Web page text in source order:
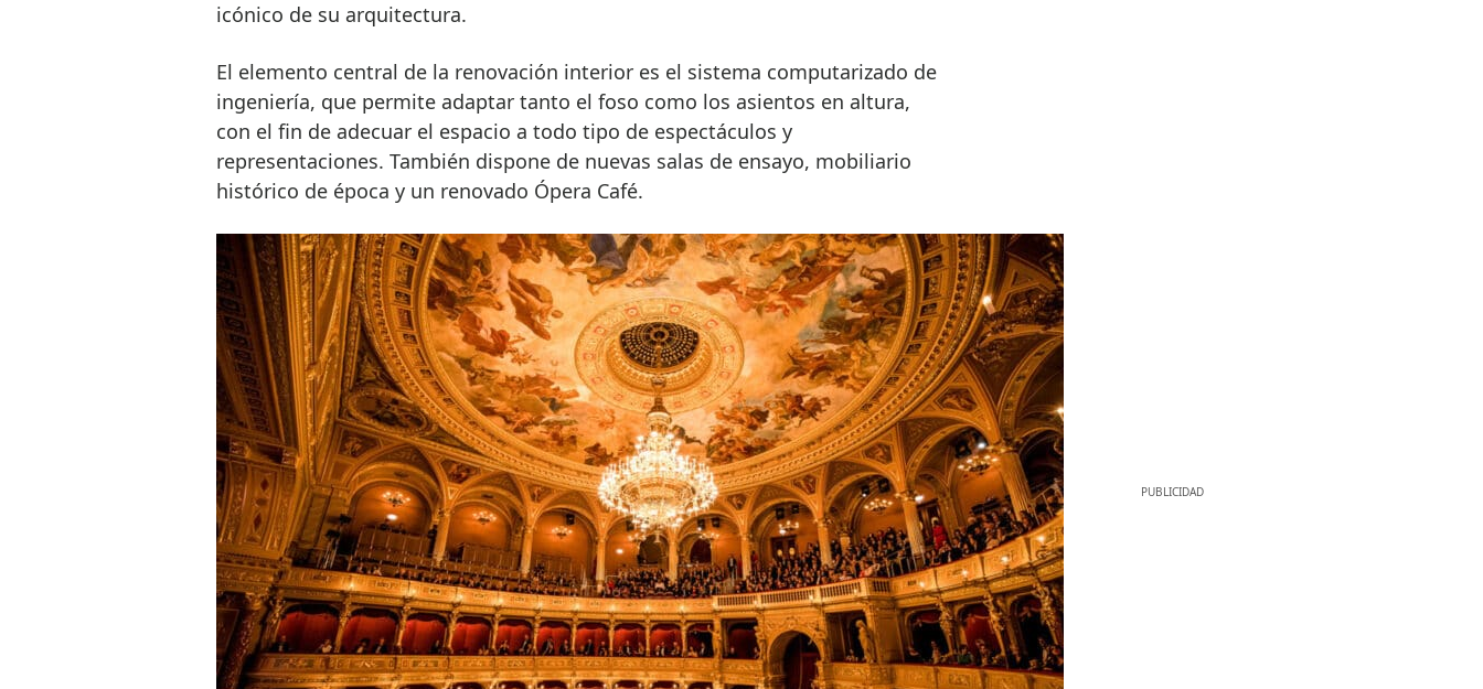
icónico de su arquitectura.
El elemento central de la renovación interior es el sistema computarizado de
ingeniería, que permite adaptar tanto el foso como los asientos en altura,
con el fin de adecuar el espacio a todo tipo de espectáculos y
representaciones. También dispone de nuevas salas de ensayo, mobiliario
histórico de época y un renovado Ópera Café.